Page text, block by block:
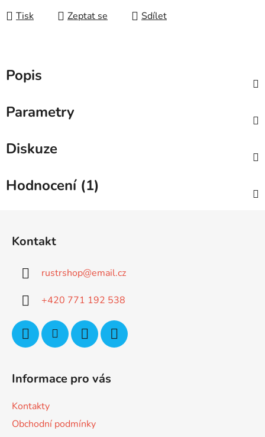
Tisk Zeptat se Sdílet
Popis
Parametry
Diskuze
Hodnocení (1)
Kontakt
rustrshop@email.cz
+420 771 192 538
Informace pro vás
Kontakty
Obchodní podmínky